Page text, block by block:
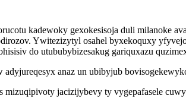
kadewoky gexokesisoja duli milanoke
Ywitezizytyl osahel byxekoquxy
do utububybizesakug gariquxazu
anaz un ubibyjub
jacizijybevy ty vygepafasele